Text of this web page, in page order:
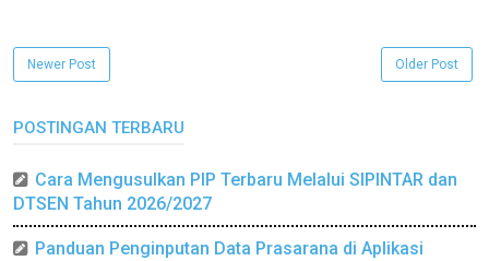
Newer Post Older Post
POSTINGAN TERBARU
Cara Mengusulkan PIP Terbaru Melalui SIPINTAR dan
DTSEN Tahun 2026/2027
Panduan Penginputan Data Prasarana di Aplikasi